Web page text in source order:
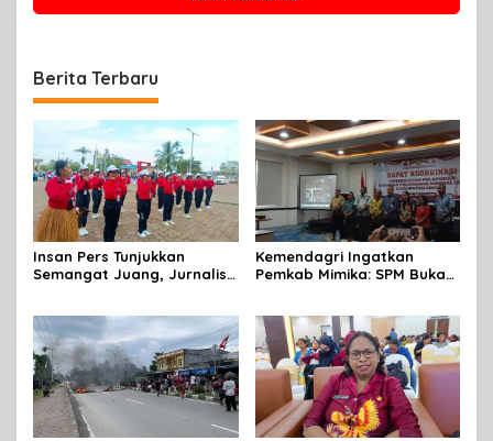
Berita Terbaru
Insan Pers Tunjukkan
Semangat Juang, Jurnalis
Jalan Kreasi HUT ke-81 RI
Kemendagri Ingatkan
Pemkab Mimika: SPM Bukan
Rakyat